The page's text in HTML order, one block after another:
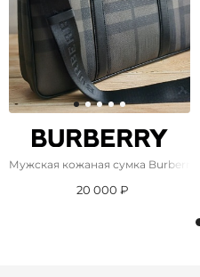
Мужская кожаная сумка Burberry
20 000 ₽